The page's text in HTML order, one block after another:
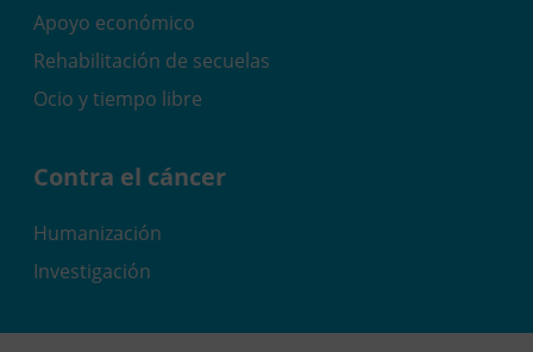
Apoyo económico
Rehabilitación de secuelas
Ocio y tiempo libre
Contra el cáncer
Humanización
Investigación